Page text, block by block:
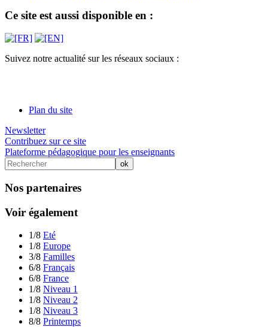
Ce site est aussi disponible en :
Suivez notre actualité sur les réseaux sociaux :
Plan du site
Newsletter
Contribuez sur ce site
Plateforme pédagogique pour les enseignants
Nos partenaires
Voir également
1/8 Eté
1/8 Europe
3/8 Familles
6/8 Français
6/8 France
1/8 Niveau 1
1/8 Niveau 2
1/8 Niveau 3
8/8 Printemps